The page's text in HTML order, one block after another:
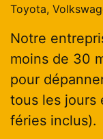
Toyota,
Notre
moins de 30
pour
tous les jours
féries inclus).